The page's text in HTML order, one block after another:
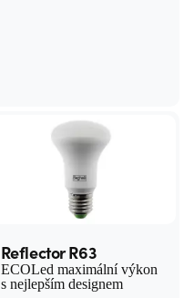
Reflector R63
ECOLed maximální výkon
s nejlepším designem